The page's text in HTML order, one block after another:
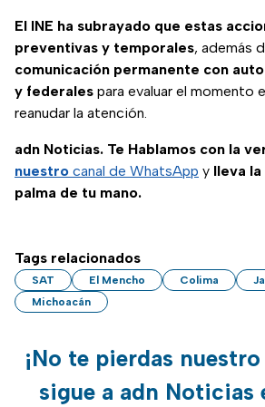
El INE ha subrayado que estas
preventivas y temporales, además
comunicación permanente con
y federales para evaluar el momento
reanudar la atención.
adn Noticias. Te Hablamos con la
nuestro canal de WhatsApp y lleva
palma de tu mano.
Tags relacionados
SAT El Mencho Colima
Michoacán
¡No te pierdas
sigue a adn Noticias